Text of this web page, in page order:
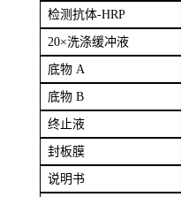
检测抗体-HRP
20×洗涤缓冲液
底物A
底物B
终止液
封板膜
说明书